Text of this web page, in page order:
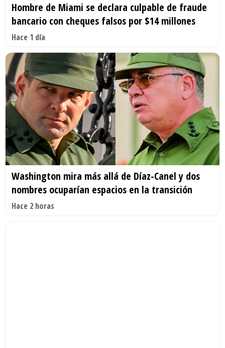
Hombre de Miami se declara culpable de fraude
bancario con cheques falsos por $14 millones
Hace 1 día
Washington mira más allá de Díaz-Canel y dos
nombres ocuparían espacios en la transición
Hace 2 horas